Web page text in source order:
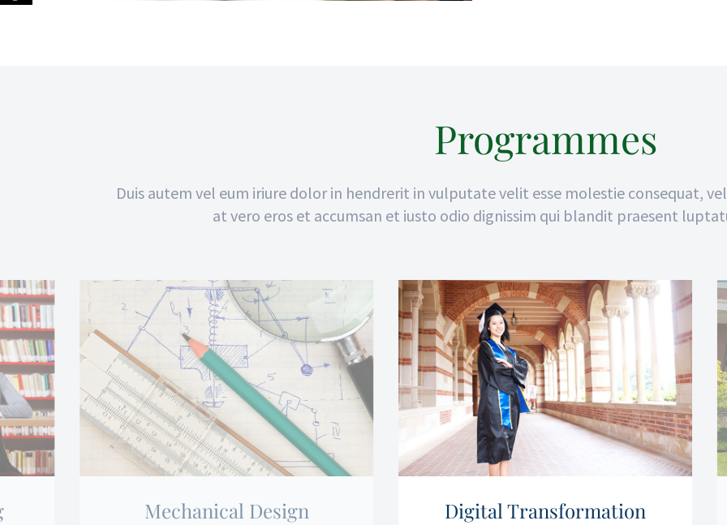
Programmes
Duis autem vel eum iriure dolor in hendrerit in vulputate velit esse molestie consequat,
at vero eros et accumsan et iusto odio dignissim qui blandit praesent
Mechanical Design Digital Transformation